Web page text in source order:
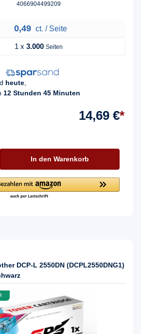
4066904499209
0,49 ct. / Seite
1 x 3.000 Seiten
heute
12 Stunden 45 Minuten
14,69 €*
In den Warenkorb
DCP-L 2550DN (DCPL2550DNG1)